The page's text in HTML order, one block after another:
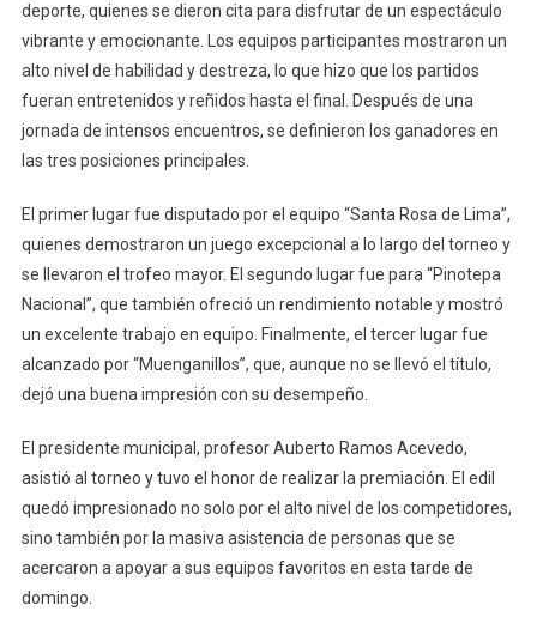
deporte, quienes se dieron cita para disfrutar de un espectáculo
vibrante y emocionante. Los equipos participantes mostraron un
alto nivel de habilidad y destreza, lo que hizo que los partidos
fueran entretenidos y reñidos hasta el final. Después de una
jornada de intensos encuentros, se definieron los ganadores en
las tres posiciones principales.
El primer lugar fue disputado por el equipo “Santa Rosa de Lima”,
quienes demostraron un juego excepcional a lo largo del torneo y
se llevaron el trofeo mayor. El segundo lugar fue para “Pinotepa
Nacional”, que también ofreció un rendimiento notable y mostró
un excelente trabajo en equipo. Finalmente, el tercer lugar fue
alcanzado por “Muenganillos”, que, aunque no se llevó el título,
dejó una buena impresión con su desempeño.
El presidente municipal, profesor Auberto Ramos Acevedo,
asistió al torneo y tuvo el honor de realizar la premiación. El edil
quedó impresionado no solo por el alto nivel de los competidores,
sino también por la masiva asistencia de personas que se
acercaron a apoyar a sus equipos favoritos en esta tarde de
domingo.